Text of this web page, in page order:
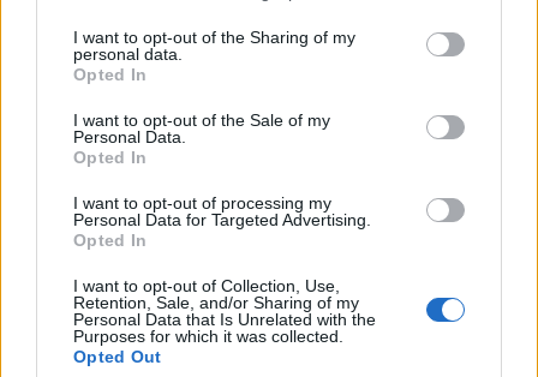
I want to opt-out of the Sharing of my
personal data.
Opted In
I want to opt-out of the Sale of my
Personal Data.
Opted In
I want to opt-out of processing my
Personal Data for Targeted Advertising.
Opted In
I want to opt-out of Collection, Use,
Retention, Sale, and/or Sharing of my
Personal Data that Is Unrelated with the
Purposes for which it was collected.
Opted Out
mozgóátlag együttesen tartotta meg az árfolyamot,
ráadásul érkezett egy kalapács gyertya is, így újra a tavalyi-
idei 34 eurós csúcsát támadhatja. Feljebb ellenállás a 36-
37 eurós zóna, a megerősített...
KEDVES OLVASÓNK!
A keresett cikk a portfolio.hu hírarchívumához
regisztrációhoz kötött.
Az előfizetés a következőket tartalmazza:
Portfolio.hu teljes cikkarchívum